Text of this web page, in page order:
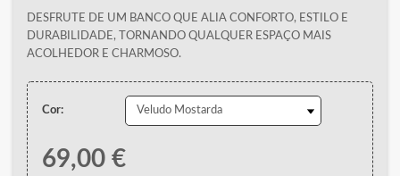
DESFRUTE DE UM BANCO QUE ALIA CONFORTO, ESTILO E
DURABILIDADE, TORNANDO QUALQUER ESPAÇO MAIS
ACOLHEDOR E CHARMOSO.
Cor:
69,00 €